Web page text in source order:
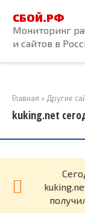
контенту
СБОЙ.РФ
Мониторинг
и сайтов в
Главная » Другие
kuking.net